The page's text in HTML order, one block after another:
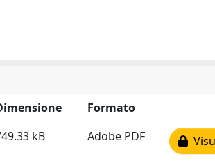
Formato
kB Adobe PDF